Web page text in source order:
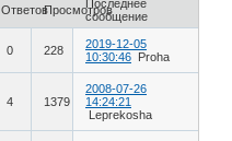
ОтветовПросмотровПоследнее
сообщение
0 228
2019-12-05
10:30:46
Proha
4 1379
2008-07-26
14:24:21
Leprekosha